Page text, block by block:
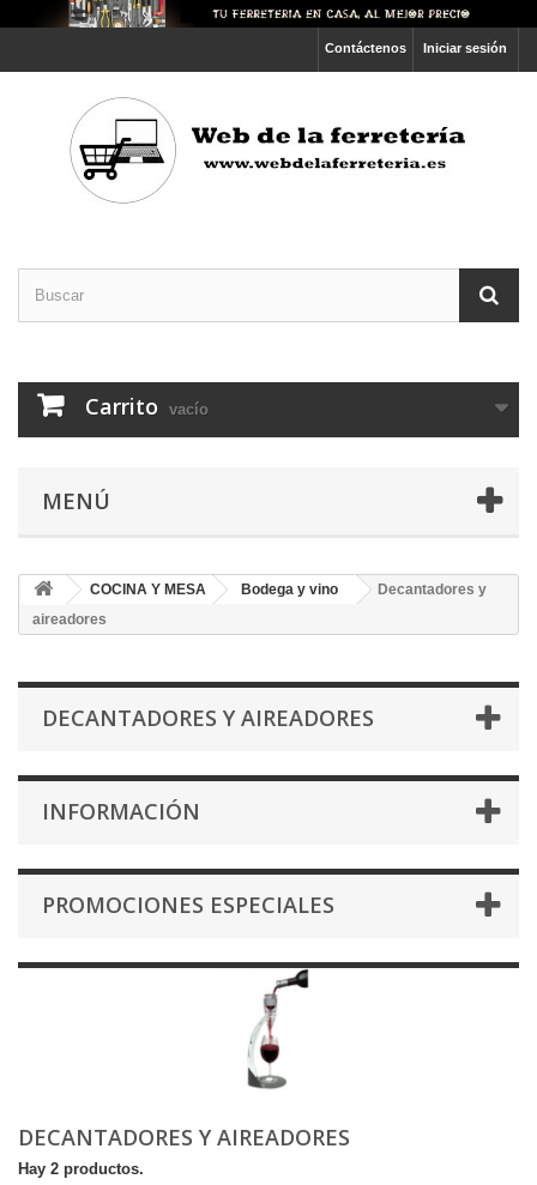
Iniciar sesión
Contáctenos
Carrito vacío
MENÚ
COCINA Y MESA Bodega y vino
Decantadores y
aireadores
DECANTADORES Y AIREADORES
INFORMACIÓN
PROMOCIONES ESPECIALES
DECANTADORES Y AIREADORES
Hay 2 productos.